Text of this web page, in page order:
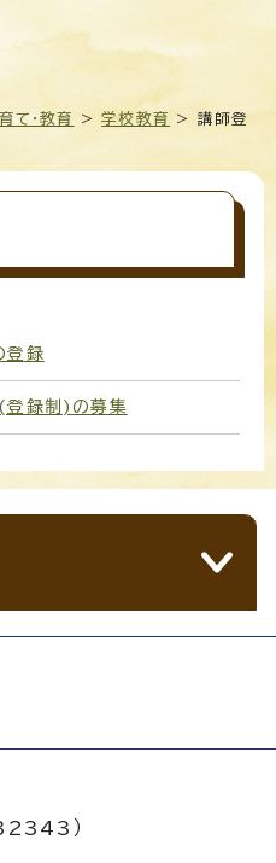
て・教育 >学校教育
> 講師登
登録
登録制)の募集
）